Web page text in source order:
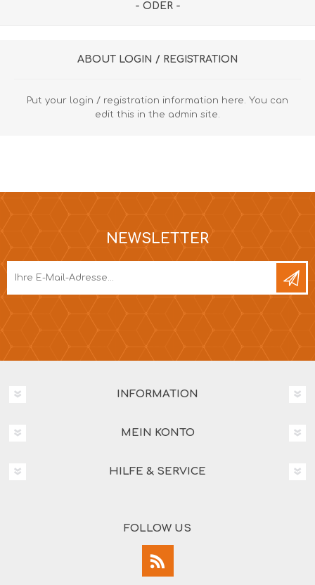
- ODER -
ABOUT LOGIN / REGISTRATION
Put your login / registration information here. You can
edit this in the admin site.
NEWSLETTER
INFORMATION
MEIN KONTO
HILFE & SERVICE
FOLLOW US